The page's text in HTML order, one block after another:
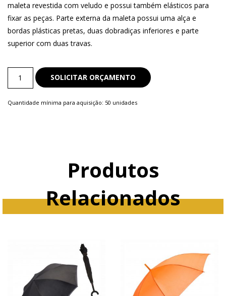
maleta revestida com veludo e possui também elásticos para
fixar as peças. Parte externa da maleta possui uma alça e
bordas plásticas pretas, duas dobradiças inferiores e parte
superior com duas travas.
Churrasco
SOLICITAR ORÇAMENTO
Quantidade mínima para aquisição: 50 unidades
Produtos
Relacionados